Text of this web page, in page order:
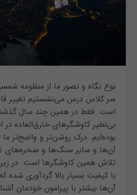
نوع نگاه و تصور ما از منظومه
سر کلاس درس می‌نشستیم تغییر
است. فقط در همین چند سال
بی‌نظیر کاوشگرهای خارق‌العاده
بوده‌ایم. درک روشن‌تر و واضح‌تر ما
آن‌ها و سایر سنگ‌ها و صخره‌های
تلاش همین کاوشگرها است. در
با کیفیت بسیار بالا گردآوری شده
آن‌ها بیشتر با پیرامون خودمان